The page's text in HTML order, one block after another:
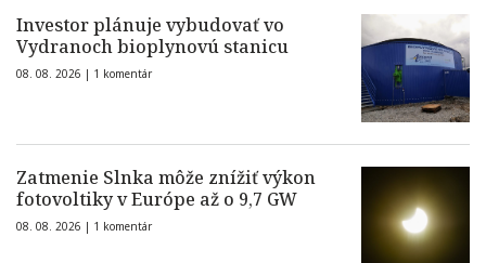
Investor plánuje vybudovať vo
Vydranoch bioplynovú stanicu
08. 08. 2026 | 1 komentár
Zatmenie Slnka môže znížiť výkon
fotovoltiky v Európe až o 9,7 GW
08. 08. 2026 | 1 komentár